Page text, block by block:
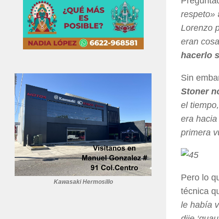
respeto»
Lorenzo
eran
hacerlo
Sin
Stoner
el
era
primera
Pero lo
técnica
le había
Kawasaki Hermosillo